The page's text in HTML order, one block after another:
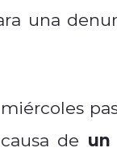
una
de un